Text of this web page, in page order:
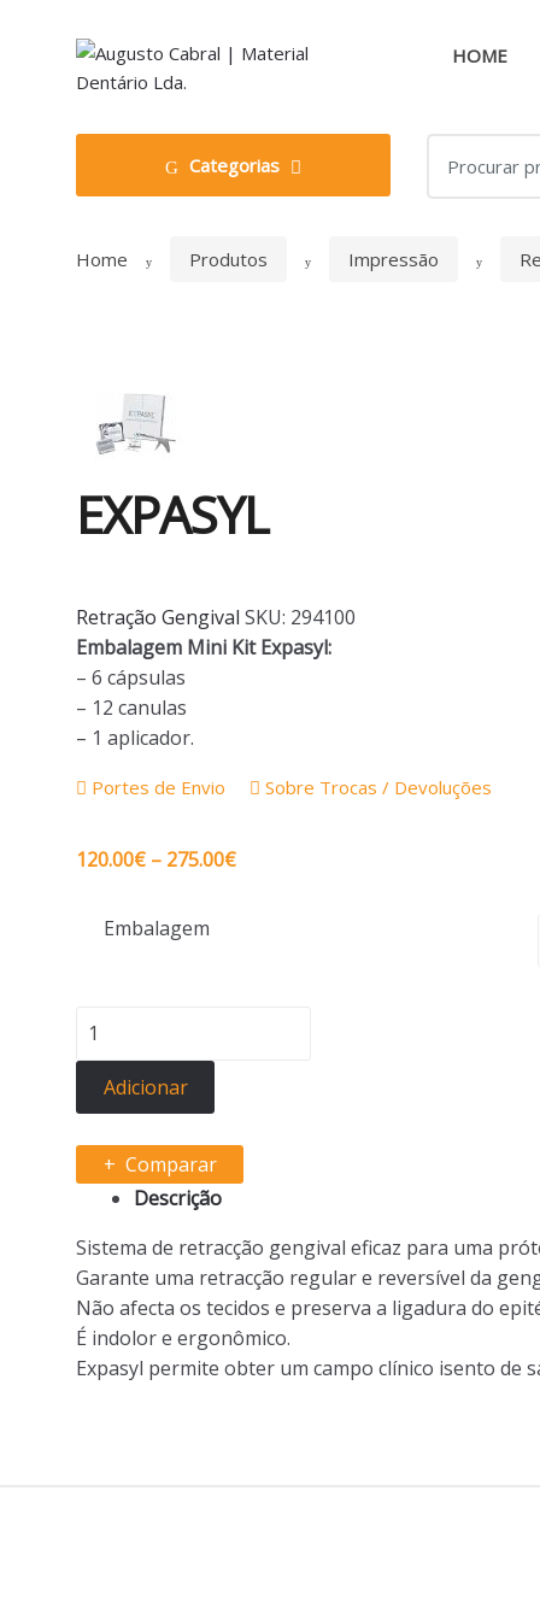
navigation
HOME
Categorias
for:
Home Produtos Impressão
EXPASYL
Retração Gengival SKU: 294100
Embalagem Mini Kit Expasyl:
– 6 cápsulas
– 12 canulas
– 1 aplicador.
Portes de Envio Sobre Trocas / Devoluções
120.00€ – 275.00€Price
Embalagem
Quantidade
de
EXPASYL
Adicionar
Comparar
Descrição
Sistema de retracção gengival eficaz para uma
Garante uma retracção regular e reversível da
Não afecta os tecidos e preserva a ligadura do
É indolor e ergonômico.
Expasyl permite obter um campo clínico isento de